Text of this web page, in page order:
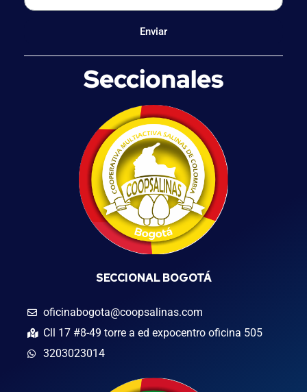
Enviar
Seccionales
SECCIONAL BOGOTÁ
oficinabogota@coopsalinas.com
Cll 17 #8-49 torre a ed expocentro oficina 505
3203023014